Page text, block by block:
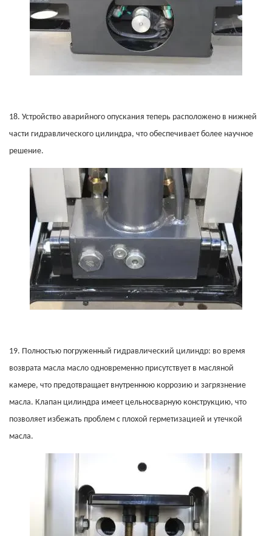
18. Устройство аварийного опускания теперь расположено в нижней
части гидравлического цилиндра, что обеспечивает более научное
решение.
19. Полностью погруженный гидравлический цилиндр: во время
возврата масла масло одновременно присутствует в масляной
камере, что предотвращает внутреннюю коррозию и загрязнение
масла. Клапан цилиндра имеет цельносварную конструкцию, что
позволяет избежать проблем с плохой герметизацией и утечкой
масла.